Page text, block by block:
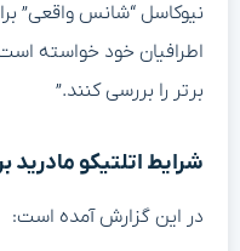
نیوکاسل “شانس واقعی”
اطرافیان خود خواسته
برتر را بررسی کنند.”
شرایط اتلتیکو مادرید
در این گزارش آمده است: